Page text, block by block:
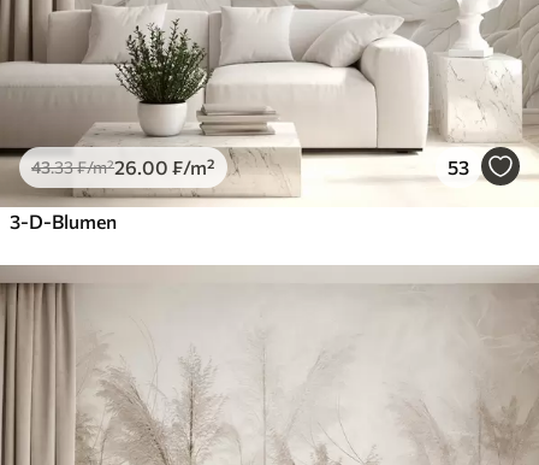
43.33₣/m²26.00 ₣/m² 53
3-D-Blumen